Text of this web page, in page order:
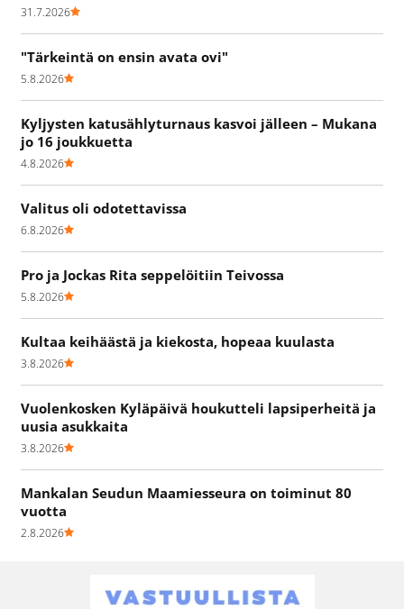
31.7.2026
"Tärkeintä on ensin avata ovi"
5.8.2026
Kyljysten katusählyturnaus kasvoi jälleen – Mukana
jo 16 joukkuetta
4.8.2026
Valitus oli odotettavissa
6.8.2026
Pro ja Jockas Rita seppelöitiin Teivossa
5.8.2026
Kultaa keihäästä ja kiekosta, hopeaa kuulasta
3.8.2026
Vuolenkosken Kyläpäivä houkutteli lapsiperheitä ja
uusia asukkaita
3.8.2026
Mankalan Seudun Maamiesseura on toiminut 80
vuotta
2.8.2026